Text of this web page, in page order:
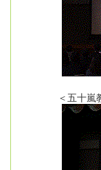
＜五十嵐